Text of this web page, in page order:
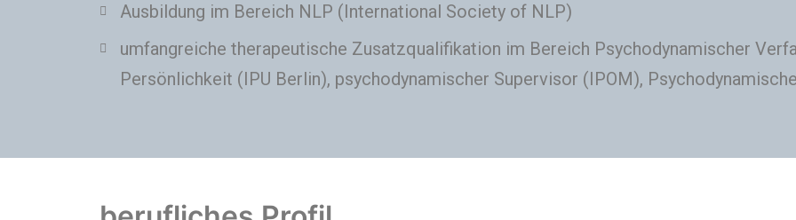
Ausbildung im Bereich NLP (International Society of NLP)
umfangreiche therapeutische Zusatzqualifikation im Bereich Psychodynamischer
Persönlichkeit (IPU Berlin), psychodynamischer Supervisor (IPOM),